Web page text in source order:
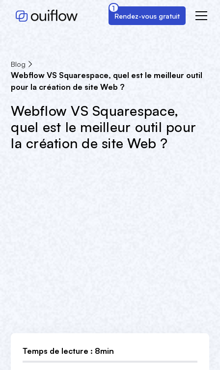
Rendez-vous gratuit
1
Blog
Webflow VS Squarespace, quel est le meilleur outil
pour la création de site Web ?
Webflow VS Squarespace,
quel est le meilleur outil pour
la création de site Web ?
Temps de lecture : 8min